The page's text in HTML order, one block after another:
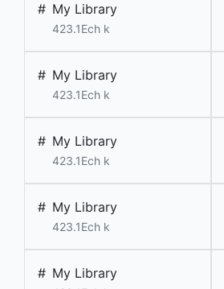
# My Library
423.1Ech k
# My Library
423.1Ech k
# My Library
423.1Ech k
# My Library
423.1Ech k
# My Library